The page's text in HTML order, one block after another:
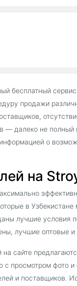
бесплатный
продажи
— далеко не
о
на
в
лучшие условия
лучшие оптовые и
сайте
с просмотром фото
и поставщиков.